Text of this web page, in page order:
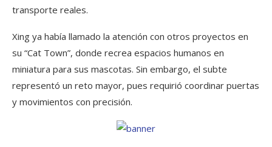
transporte reales.
Xing ya había llamado la atención con otros proyectos en
su “Cat Town”, donde recrea espacios humanos en
miniatura para sus mascotas. Sin embargo, el subte
representó un reto mayor, pues requirió coordinar puertas
y movimientos con precisión.